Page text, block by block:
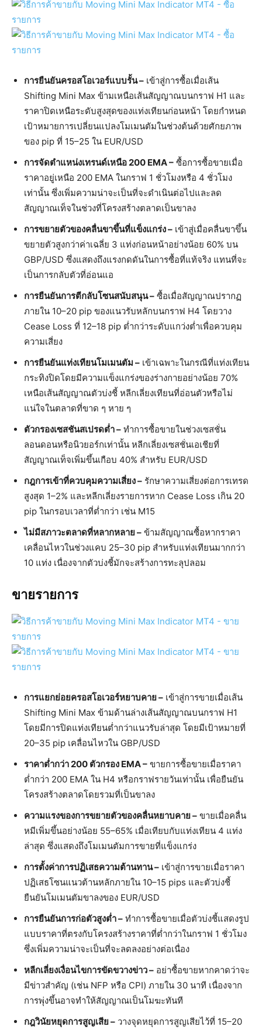
การยืนยันครอสโอเวอร์แบบรั้น – เข้าสู่การซื้อเมื่อเส้น
Shifting Mini Max ข้ามเหนือเส้นสัญญาณบนกราฟ H1 และ
ราคาปิดเหนือระดับสูงสุดของแท่งเทียนก่อนหน้า โดยกำหนด
เป้าหมายการเปลี่ยนแปลงโมเมนตัมในช่วงต้นด้วยศักยภาพ
ของ pip ที่ 15–25 ใน EUR/USD
การจัดตำแหน่งเทรนด์เหนือ 200 EMA – ซื้อการซื้อขายเมื่อ
ราคาอยู่เหนือ 200 EMA ในกราฟ 1 ชั่วโมงหรือ 4 ชั่วโมง
เท่านั้น ซึ่งเพิ่มความน่าจะเป็นที่จะดำเนินต่อไปและลด
สัญญาณเท็จในช่วงที่โครงสร้างตลาดเป็นขาลง
การขยายตัวของคลื่นขาขึ้นที่แข็งแกร่ง – เข้าสู่เมื่อคลื่นขาขึ้น
ขยายตัวสูงกว่าค่าเฉลี่ย 3 แท่งก่อนหน้าอย่างน้อย 60% บน
GBP/USD ซึ่งแสดงถึงแรงกดดันในการซื้อที่แท้จริง แทนที่จะ
เป็นการกลับตัวที่อ่อนแอ
การยืนยันการตีกลับโซนสนับสนุน – ซื้อเมื่อสัญญาณปรากฏ
ภายใน 10–20 pip ของแนวรับหลักบนกราฟ H4 โดยวาง
Cease Loss ที่ 12–18 pip ต่ำกว่าระดับแกว่งต่ำเพื่อควบคุม
ความเสี่ยง
การยืนยันแท่งเทียนโมเมนตัม – เข้าเฉพาะในกรณีที่แท่งเทียน
กระทิงปิดโดยมีความแข็งแกร่งของร่างกายอย่างน้อย 70%
เหนือเส้นสัญญาณตัวบ่งชี้ หลีกเลี่ยงเทียนที่อ่อนตัวหรือไม่
แน่ใจในตลาดที่ขาด ๆ หาย ๆ
ตัวกรองเซสชันสเปรดต่ำ – ทำการซื้อขายในช่วงเซสชั่น
ลอนดอนหรือนิวยอร์กเท่านั้น หลีกเลี่ยงเซสชั่นเอเชียที่
สัญญาณเท็จเพิ่มขึ้นเกือบ 40% สำหรับ EUR/USD
กฎการเข้าที่ควบคุมความเสี่ยง – รักษาความเสี่ยงต่อการเทรด
สูงสุด 1–2% และหลีกเลี่ยงรายการหาก Cease Loss เกิน 20
pip ในกรอบเวลาที่ต่ำกว่า เช่น M15
ไม่มีสภาวะตลาดที่หลากหลาย – ข้ามสัญญาณซื้อหากราคา
เคลื่อนไหวในช่วงแคบ 25–30 pip สำหรับแท่งเทียนมากกว่า
10 แท่ง เนื่องจากตัวบ่งชี้มักจะสร้างการทะลุปลอม
ขายรายการ
การแยกย่อยครอสโอเวอร์หยาบคาย – เข้าสู่การขายเมื่อเส้น
Shifting Mini Max ข้ามด้านล่างเส้นสัญญาณบนกราฟ H1
โดยมีการปิดแท่งเทียนต่ำกว่าแนวรับล่าสุด โดยมีเป้าหมายที่
20–35 pip เคลื่อนไหวใน GBP/USD
ราคาต่ำกว่า 200 ตัวกรอง EMA – ขายการซื้อขายเมื่อราคา
ต่ำกว่า 200 EMA ใน H4 หรือกราฟรายวันเท่านั้น เพื่อยืนยัน
โครงสร้างตลาดโดยรวมที่เป็นขาลง
ความแรงของการขยายตัวของคลื่นหยาบคาย – ขายเมื่อคลื่น
หมีเพิ่มขึ้นอย่างน้อย 55–65% เมื่อเทียบกับแท่งเทียน 4 แท่ง
ล่าสุด ซึ่งแสดงถึงโมเมนตัมการขายที่แข็งแกร่ง
การตั้งค่าการปฏิเสธความต้านทาน – เข้าสู่การขายเมื่อราคา
ปฏิเสธโซนแนวต้านหลักภายใน 10–15 pips และตัวบ่งชี้
ยืนยันโมเมนตัมขาลงของ EUR/USD
การยืนยันการก่อตัวสูงต่ำ – ทำการซื้อขายเมื่อตัวบ่งชี้แสดงรูป
แบบราคาที่ตรงกับโครงสร้างราคาที่ต่ำกว่าในกราฟ 1 ชั่วโมง
ซึ่งเพิ่มความน่าจะเป็นที่จะลดลงอย่างต่อเนื่อง
หลีกเลี่ยงเงื่อนไขการขัดขวางข่าว – อย่าซื้อขายหากคาดว่าจะ
มีข่าวสำคัญ (เช่น NFP หรือ CPI) ภายใน 30 นาที เนื่องจาก
การพุ่งขึ้นอาจทำให้สัญญาณเป็นโมฆะทันที
กฎวินัยหยุดการสูญเสีย – วางจุดหยุดการสูญเสียไว้ที่ 15–20